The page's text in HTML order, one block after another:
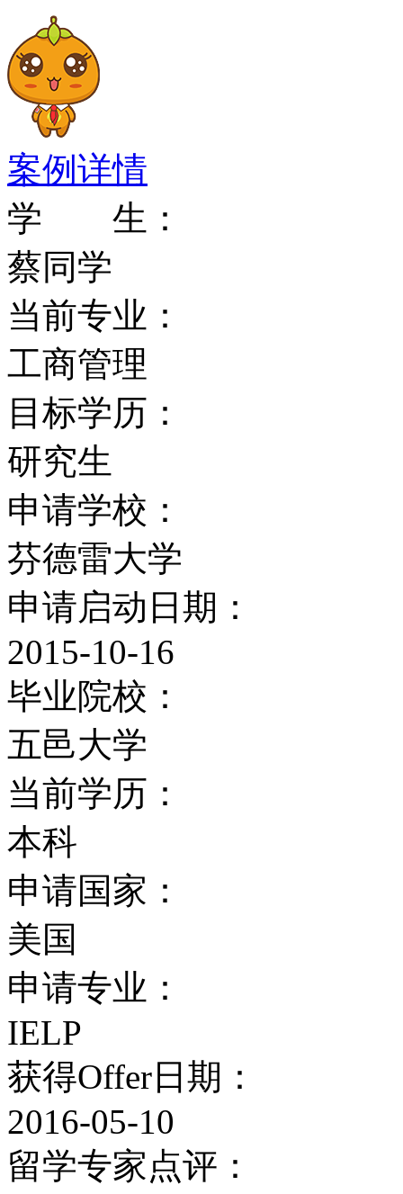
案例详情
学 生：
蔡同学
当前专业：
工商管理
目标学历：
研究生
申请学校：
芬德雷大学
申请启动日期：
2015-10-16
毕业院校：
五邑大学
当前学历：
本科
申请国家：
美国
申请专业：
IELP
获得Offer日期：
2016-05-10
留学专家点评：